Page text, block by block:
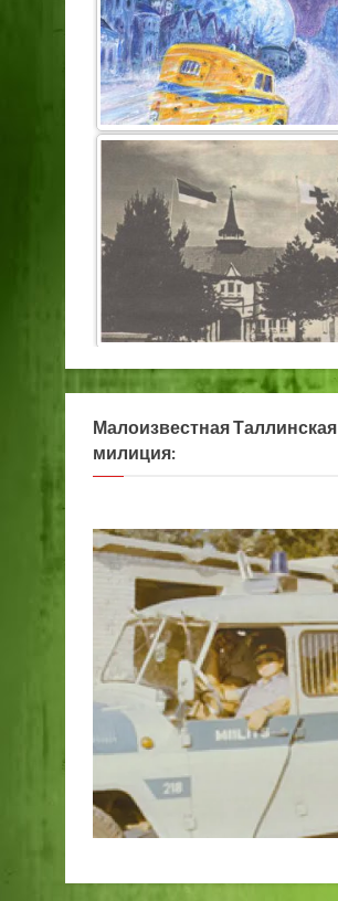
Малоизвестная Таллинская
милиция: